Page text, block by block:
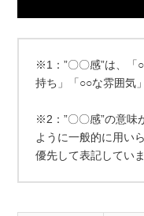
※1：”〇〇感”は、「
持ち」「○○な雰囲気
※2：”〇〇感”の意味
ように一般的に用い
優先して表記していま